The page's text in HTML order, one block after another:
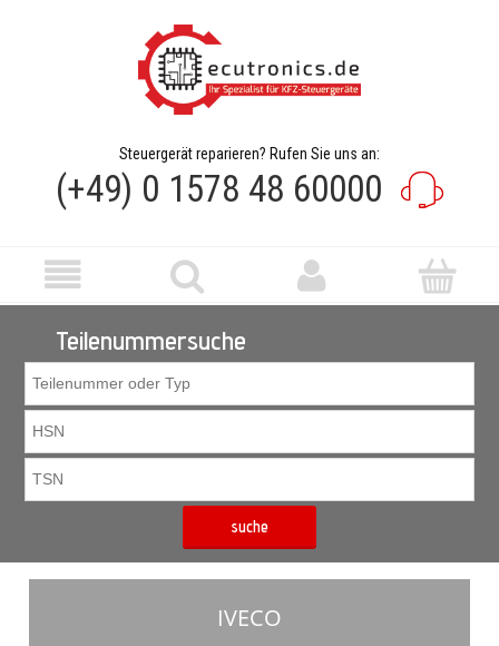
Steuergerät reparieren? Rufen Sie uns an:
(+49) 0 1578 48 60000
Teilenummersuche
suche
IVECO